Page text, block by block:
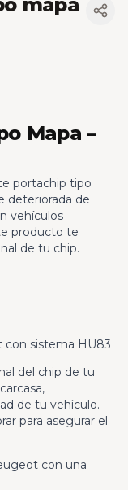
Mapa –
portachip tipo
deteriorada de
vehículos
producto te
de tu chip.
sistema HU83
del chip de tu
de tu vehículo.
para asegurar el
con una